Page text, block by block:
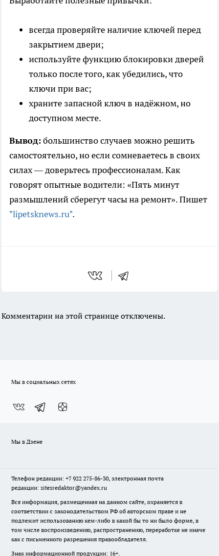
всегда проверяйте наличие ключей перед
закрытием двери;
используйте функцию блокировки дверей
только после того, как убедились, что
ключи при вас;
храните запасной ключ в надёжном, но
доступном месте.
Вывод: большинство случаев можно решить
самостоятельно, но если сомневаетесь в своих
силах — доверьтесь профессионалам. Как
говорят опытные водители: «Пять минут
размышлений сберегут часы на ремонт». Пишет
"lipetsknews.ru".
Комментарии на этой странице отключены.
Мы в социальных сетях
Мы в Дзене
Телефон редакции: +7 922 275-86-30, электронная почта
редакции: sitesredaktor@yandex.ru
Вся информация, размещенная на данном сайте, охраняется в
соответствии с законодательством РФ об авторском праве и не
подлежит использованию кем-либо в какой бы то ни было форме, в
том числе воспроизведению, распространению, переработке не иначе
как с письменного разрешения правообладателя.
Знак информационной продукции: 16+.